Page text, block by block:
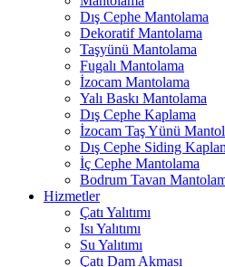
Dış Cephe Mantolama
Dekoratif Mantolama
Taşyünü Mantolama
Fugalı Mantolama
İzocam Mantolama
Yalı Baskı Mantolama
Dış Cephe Kaplama
İzocam Taş Yünü
Dış Cephe Siding
İç Cephe Mantolama
Bodrum Tavan
Hizmetler
Çatı Yalıtımı
Isı Yalıtımı
Su Yalıtımı
Çatı Dam Akması